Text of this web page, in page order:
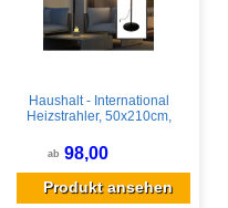
Haushalt - International
Heizstrahler, 50x210cm,
ab 98,00
Produkt ansehen